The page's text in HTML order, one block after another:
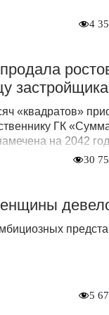
4
«квадратов»
ГК
на 2042
30
5